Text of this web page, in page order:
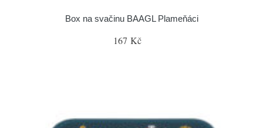
Box na svačinu BAAGL Plameňáci
167 Kč